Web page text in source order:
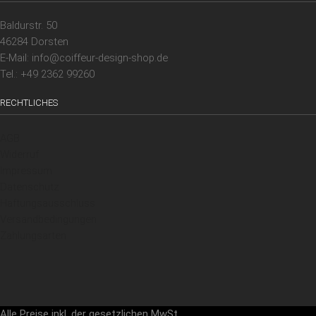
Baldurstr. 50
46284 Dorsten
E-Mail: info@coiffeur-design-shop.de
Tel.: +49 2362 99260
RECHTLICHES